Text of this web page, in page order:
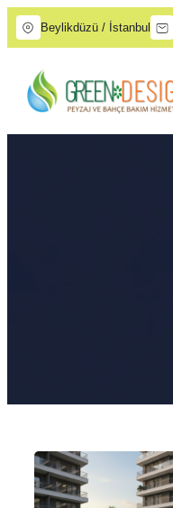
Beylikdüzü / İstanbul